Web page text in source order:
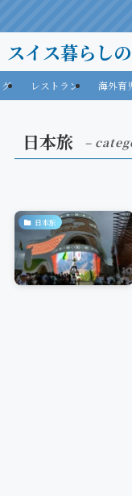
スイス暮らし
レストラン 海外育
日本旅 –
日本旅